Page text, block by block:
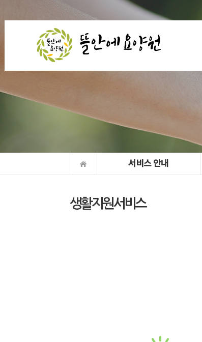
서비스 안내
생활지원서비스